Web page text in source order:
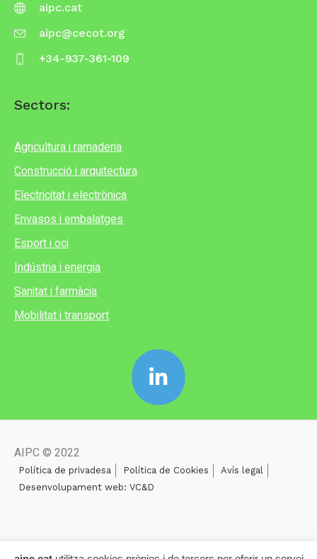
aipc.cat
aipc@cecot.org
+34-937-361-109
Sectors:
Agricultura i ramaderia
Construcció i arquitectura
Electricitat i electrònica
Envasos i embalatges
Esport i oci
Indústria i energia
Sanitat i farmàcia
Mobilitat i transport
AIPC © 2022
Política de privadesa Política de Cookies
Avís legal
Desenvolupament web: VC&D